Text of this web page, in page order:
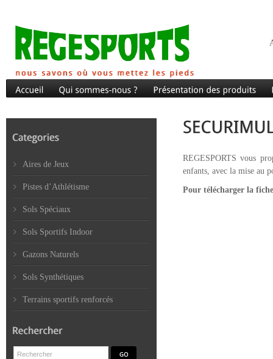
REGESPORTS vous
enfants, avec la mise au
Pour télécharger la
Aires de Jeux
Pistes d’Athlétisme
Sols Spéciaux
Sols Sportifs Indoor
Gazons Naturels
Sols Synthétiques
Terrains sportifs renforcés